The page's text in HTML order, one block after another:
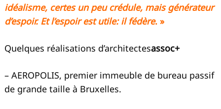
idéalisme, certes un peu crédule, mais générateur
d’espoir. Et l’espoir est utile: il fédère. »
Quelques réalisations d’architectesassoc+
– AEROPOLIS, premier immeuble de bureau passif
de grande taille à Bruxelles.